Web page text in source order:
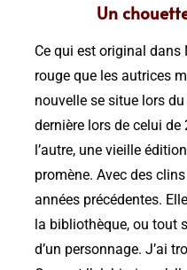
Un
Ce qui est original dans
rouge que les autrices
nouvelle se situe lors
dernière lors de celui de
l’autre, une vieille
promène. Avec des
années précédentes.
la bibliothèque, ou
d’un personnage. J’ai